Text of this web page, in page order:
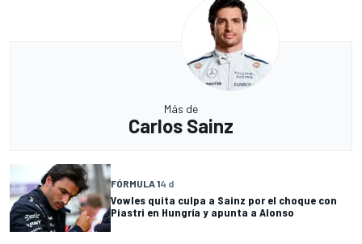
Más de
Carlos Sainz
FÓRMULA 14 d
Vowles quita culpa a Sainz por el choque con
Piastri en Hungría y apunta a Alonso